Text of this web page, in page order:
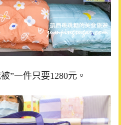
”一件只要1280元。